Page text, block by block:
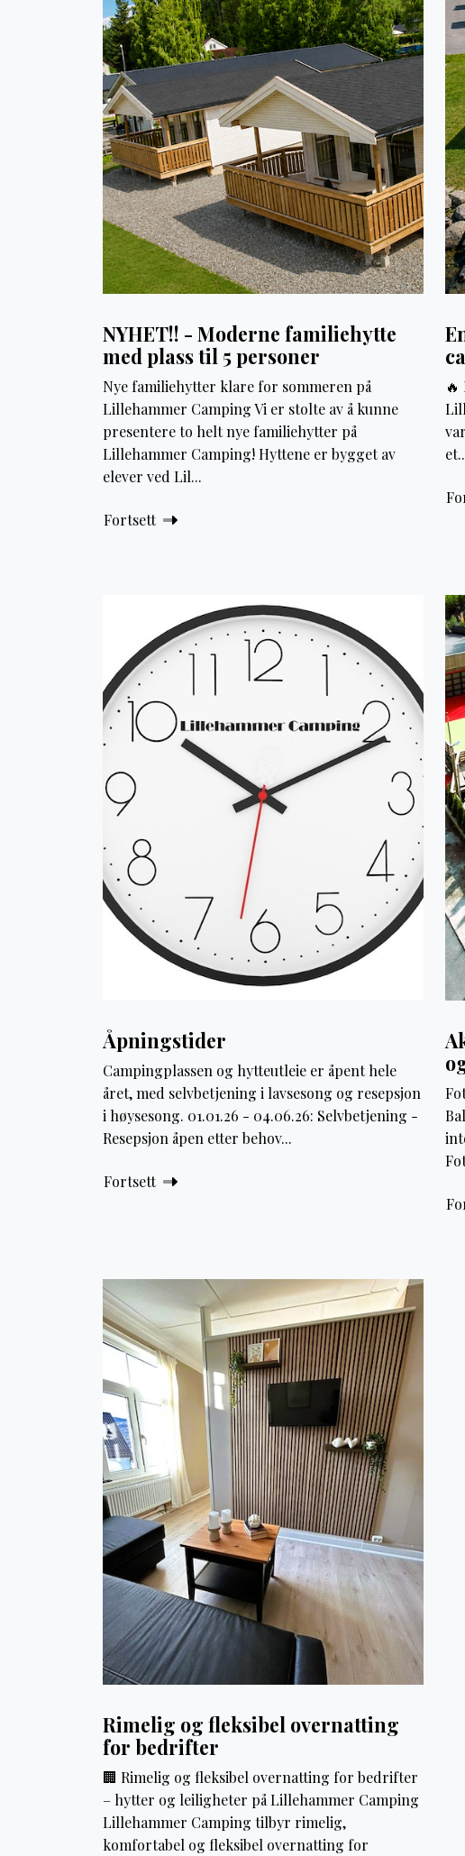
NYHET!! - Moderne familiehytte
med plass til 5 personer
Nye familiehytter klare for sommeren på
Lillehammer Camping Vi er stolte av å kunne
presentere to helt nye familiehytter på
Lillehammer Camping! Hyttene er bygget av
elever ved Lil...
Fortsett
Åpningstider
Campingplassen og hytteutleie er åpent hele
året, med selvbetjening i lavsesong og resepsjon
i høysesong. 01.01.26 - 04.06.26: Selvbetjening -
Resepsjon åpen etter behov...
Fortsett
Rimelig og fleksibel overnatting
for bedrifter
🏢 Rimelig og fleksibel overnatting for bedrifter
– hytter og leiligheter på Lillehammer Camping
Lillehammer Camping tilbyr rimelig,
komfortabel og fleksibel overnatting for